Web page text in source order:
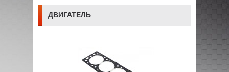
ДВИГАТЕЛЬ